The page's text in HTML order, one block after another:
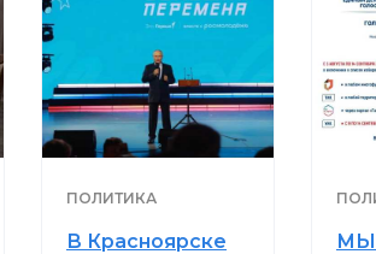
ПОЛИТИКА
В Красноярске
МЫ